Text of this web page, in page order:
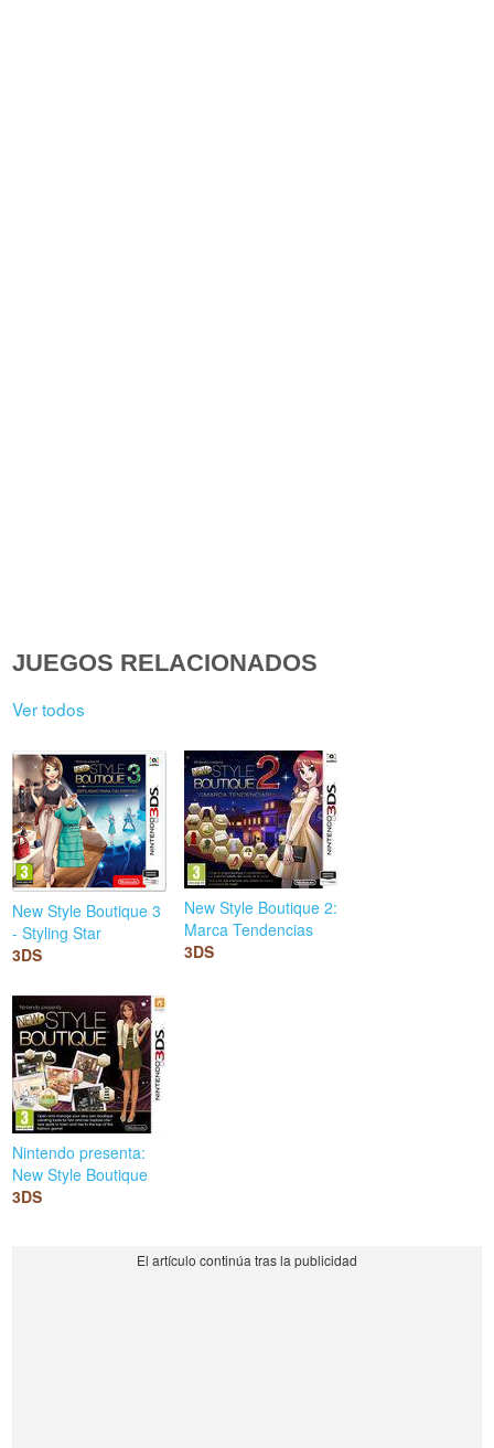
JUEGOS RELACIONADOS
Ver todos
New Style Boutique 3
- Styling Star
3DS
New Style Boutique 2:
Marca Tendencias
3DS
Nintendo presenta:
New Style Boutique
3DS